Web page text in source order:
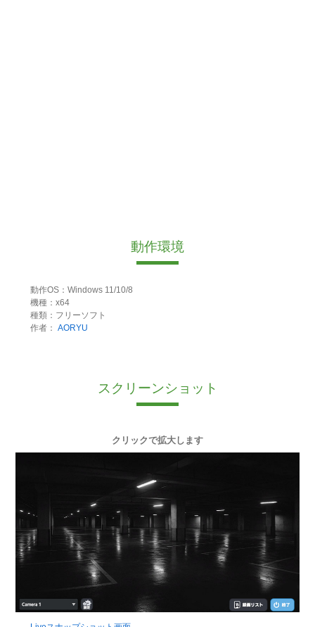
動作環境
動作OS：Windows 11/10/8
機種：x64
種類：フリーソフト
作者： AORYU
スクリーンショット
クリックで拡大します